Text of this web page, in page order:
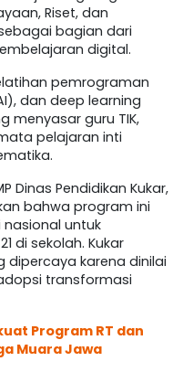
Riset, dan
bagian dari
digital.
pemrograman
dan deep learning
menyasar guru TIK,
pelajaran inti
Dinas Pendidikan Kukar,
bahwa program ini
untuk
di sekolah. Kukar
dipercaya karena dinilai
transformasi
Program RT dan
Muara Jawa